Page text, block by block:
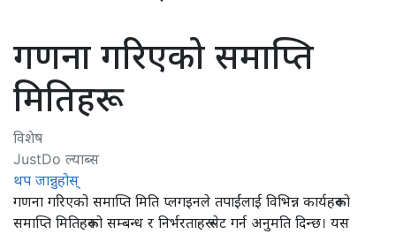
गणना गरिएको समाप्ति
मितिहरू
विशेष
JustDo ल्याब्स
थप जान्नुहोस्
गणना गरिएको समाप्ति मिति प्लगइनले तपाईंलाई विभिन्न कार्यहरूको
समाप्ति मितिहरूको सम्बन्ध र निर्भरताहरू सेट गर्न अनुमति दिन्छ। यस